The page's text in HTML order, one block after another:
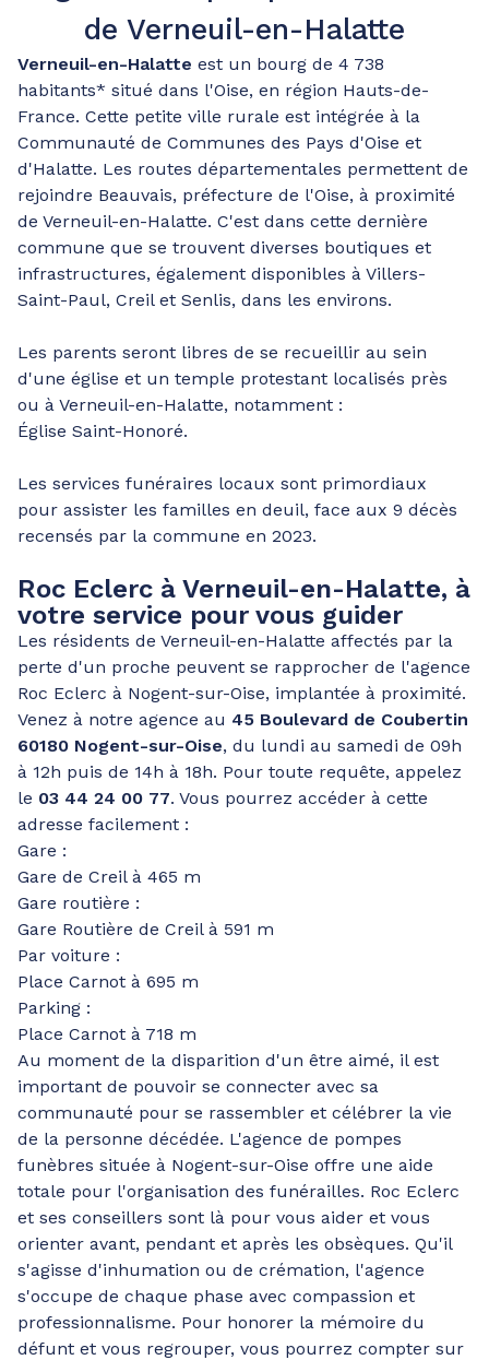
de Verneuil-en-Halatte
Verneuil-en-Halatte est un bourg de 4 738
habitants* situé dans l'Oise, en région Hauts-de-
France. Cette petite ville rurale est intégrée à la
Communauté de Communes des Pays d'Oise et
d'Halatte. Les routes départementales permettent de
rejoindre Beauvais, préfecture de l'Oise, à proximité
de Verneuil-en-Halatte. C'est dans cette dernière
commune que se trouvent diverses boutiques et
infrastructures, également disponibles à Villers-
Saint-Paul, Creil et Senlis, dans les environs.
Les parents seront libres de se recueillir au sein
d'une église et un temple protestant localisés près
ou à Verneuil-en-Halatte, notamment :
Église Saint-Honoré.
Les services funéraires locaux sont primordiaux
pour assister les familles en deuil, face aux 9 décès
recensés par la commune en 2023.
Roc Eclerc à Verneuil-en-Halatte, à
votre service pour vous guider
Les résidents de Verneuil-en-Halatte affectés par la
perte d'un proche peuvent se rapprocher de l'agence
Roc Eclerc à Nogent-sur-Oise, implantée à proximité.
Venez à notre agence au 45 Boulevard de Coubertin
60180 Nogent-sur-Oise, du lundi au samedi de 09h
à 12h puis de 14h à 18h. Pour toute requête, appelez
le 03 44 24 00 77. Vous pourrez accéder à cette
adresse facilement :
Gare :
Gare de Creil à 465 m
Gare routière :
Gare Routière de Creil à 591 m
Par voiture :
Place Carnot à 695 m
Parking :
Place Carnot à 718 m
Au moment de la disparition d'un être aimé, il est
important de pouvoir se connecter avec sa
communauté pour se rassembler et célébrer la vie
de la personne décédée. L'agence de pompes
funèbres située à Nogent-sur-Oise offre une aide
totale pour l'organisation des funérailles. Roc Eclerc
et ses conseillers sont là pour vous aider et vous
orienter avant, pendant et après les obsèques. Qu'il
s'agisse d'inhumation ou de crémation, l'agence
s'occupe de chaque phase avec compassion et
professionnalisme. Pour honorer la mémoire du
défunt et vous regrouper, vous pourrez compter sur